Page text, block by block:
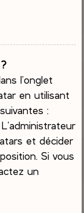
l’onglet
en utilisant
:
et décider
Si vous
un